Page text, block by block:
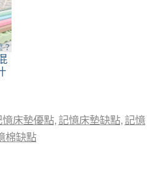
憶床墊優點, 記憶床墊缺點, 記憶
棉缺點